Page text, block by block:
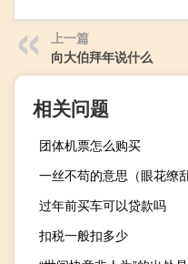
上一篇
向大伯拜年说什么
相关问题
团体机票怎么购买
一丝不苟的意思（眼花缭
过年前买车可以贷款吗
扣税一般扣多少